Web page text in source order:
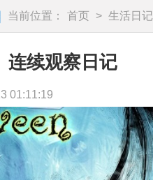
当前位置： 首页 > 生活日记
记
连续观察日记
01:11:19